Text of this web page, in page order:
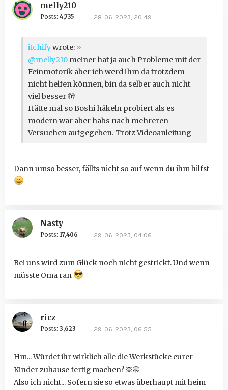
melly210
Posts: 4,735 28. 06. 2023, 20:49
itchifywrote: »
@melly210meiner hat ja auch Probleme mit der
Feinmotorik aber ich werd ihm da trotzdem
nicht helfen können, bin da selber auch nicht
viel besser 🫣
Hätte mal so Boshi häkeln probiert als es
modern war aber habs nach mehreren
Versuchen aufgegeben. Trotz Videoanleitung
Dann umso besser, fällts nicht so auf wenn du ihm hilfst
Nasty
Posts: 17,406 29. 06. 2023, 04:06
Bei uns wird zum Glück noch nicht gestrickt. Und wenn
müsste Oma ran
ricz
Posts: 3,623 29. 06. 2023, 06:55
Hm... Würdet ihr wirklich alle die Werkstücke eurer
Kinder zuhause fertig machen?🙊🤭
Also ich nicht... Sofern sie so etwas überhaupt mit heim